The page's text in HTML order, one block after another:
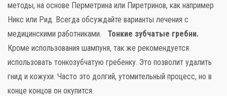
методы, на основе Перметрина или Пиретринов, как например
Никс или Рид. Всегда обсуждайте варианты лечения с
медицинскими работниками. Тонкие зубчатые гребни.
Кроме использования шампуня, так же рекомендуется
использовать тонкозубчатую гребенку. Это позволит удалить
гнид и кожухи. Часто это долгий, утомительный процесс, но в
конце концов он окупится.